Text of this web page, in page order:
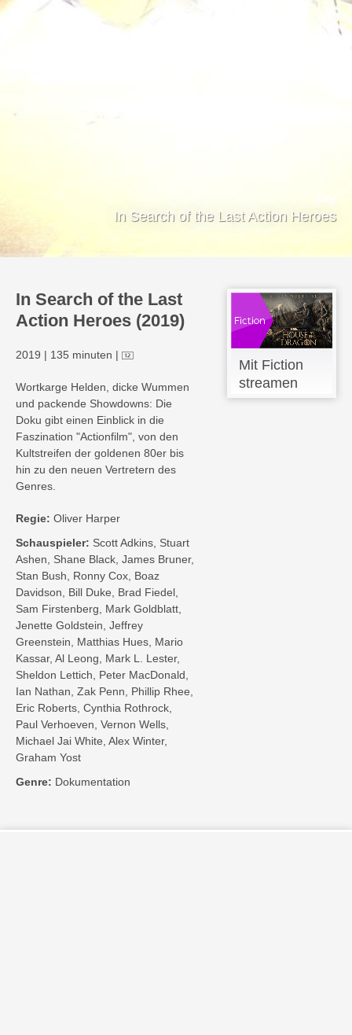
In Search of the Last Action Heroes
In Search of the Last
Action Heroes (2019)
2019 | 135 minuten |
Wortkarge Helden, dicke Wummen
und packende Showdowns: Die
Doku gibt einen Einblick in die
Faszination "Actionfilm", von den
Kultstreifen der goldenen 80er bis
hin zu den neuen Vertretern des
Genres.
Regie: Oliver Harper
Schauspieler: Scott Adkins, Stuart
Ashen, Shane Black, James Bruner,
Stan Bush, Ronny Cox, Boaz
Davidson, Bill Duke, Brad Fiedel,
Sam Firstenberg, Mark Goldblatt,
Jenette Goldstein, Jeffrey
Greenstein, Matthias Hues, Mario
Kassar, Al Leong, Mark L. Lester,
Sheldon Lettich, Peter MacDonald,
Ian Nathan, Zak Penn, Phillip Rhee,
Eric Roberts, Cynthia Rothrock,
Paul Verhoeven, Vernon Wells,
Michael Jai White, Alex Winter,
Graham Yost
Genre: Dokumentation
Mit Fiction
streamen